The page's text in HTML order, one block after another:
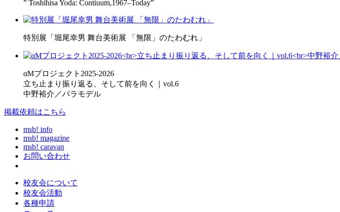
” Toshihisa Yoda: Contiuum,1967–Today”
特別展「堀尾幸男 舞台美術展 「無限」のたわむれ」
αMプロジェクト2025-2026
立ち止まり振り返る、そして前を向く｜vol.6
中野裕介／パラモデル
掲載依頼はこちら
msb! info
msb! magazine
msb! caravan
お問い合わせ
校友会について
校友会活動
各種申請